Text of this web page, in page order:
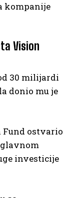
kompanije
Vision
30 milijardi
donio mu je
Fund ostvario
investicije